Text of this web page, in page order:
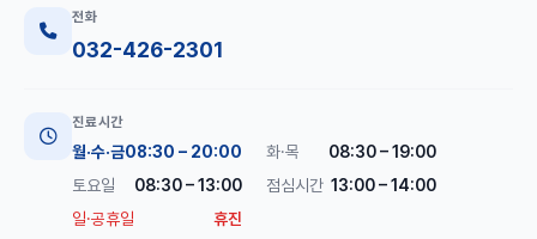
전화
032-426-2301
진료시간
월·수·금08:30 – 20:00 화·목
08:30 – 19:00
토요일
08:30 – 13:00 점심시간 13:00 – 14:00
일·공휴일
휴진